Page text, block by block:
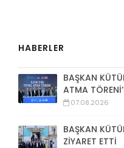
HABERLER
BAŞKAN
ATMA
07.08.2026
BAŞKAN
ZİYARET ETTİ